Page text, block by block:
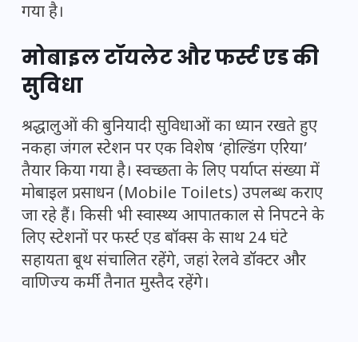
गया है।
मोबाइल टॉयलेट और फर्स्ट एड की
सुविधा
श्रद्धालुओं की बुनियादी सुविधाओं का ध्यान रखते हुए
नकहा जंगल स्टेशन पर एक विशेष ‘होल्डिंग एरिया’
तैयार किया गया है। स्वच्छता के लिए पर्याप्त संख्या में
मोबाइल प्रसाधन (Mobile Toilets) उपलब्ध कराए
जा रहे हैं। किसी भी स्वास्थ्य आपातकाल से निपटने के
लिए स्टेशनों पर फर्स्ट एड बॉक्स के साथ 24 घंटे
सहायता बूथ संचालित रहेंगे, जहां रेलवे डॉक्टर और
वाणिज्य कर्मी तैनात मुस्तैद रहेंगे।